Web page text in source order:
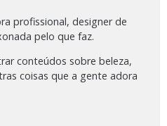
profissional, designer de
pelo que faz.
conteúdos sobre beleza,
coisas que a gente adora